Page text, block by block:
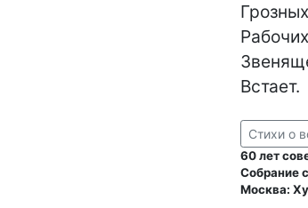
Грозных
Встает.
Стихи о
60 лет
Собрание
Москва: